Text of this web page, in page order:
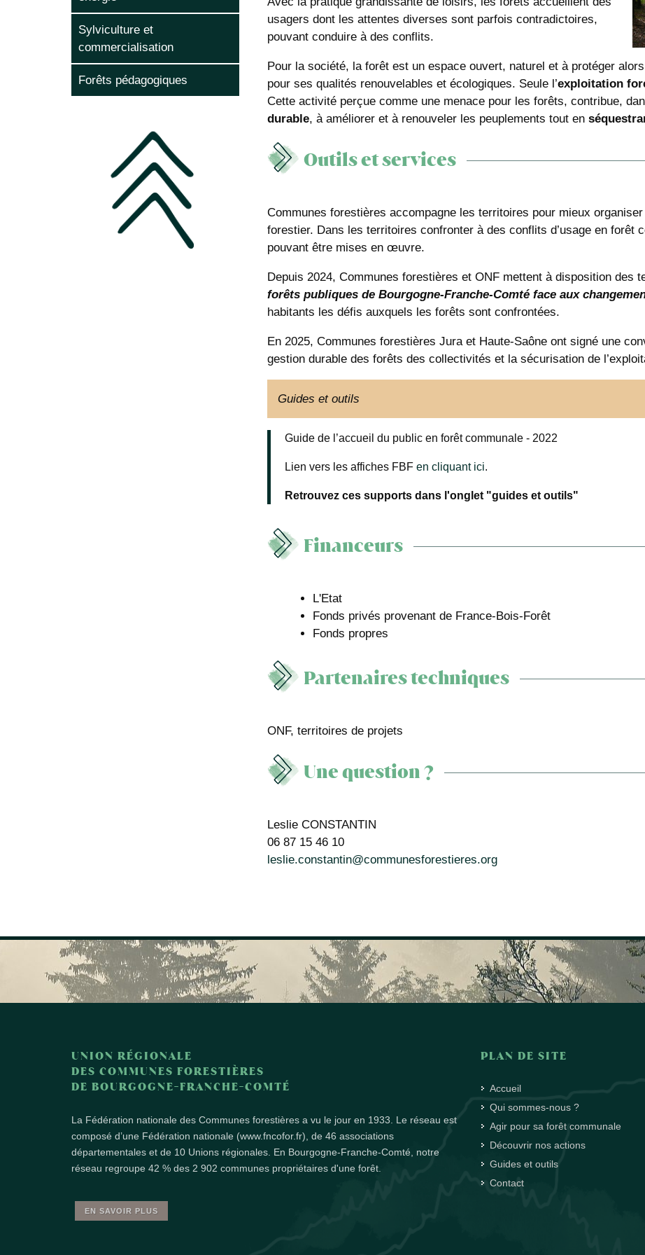
Sylviculture et
commercialisation
Forêts pédagogiques
usagers dont les attentes diverses sont parfois contradictoires,
pouvant conduire à des conflits.
Pour la société, la forêt est un espace ouvert, naturel et à protéger
pour ses qualités renouvelables et écologiques. Seule l’exploitation
Cette activité perçue comme une menace pour les forêts, contribue,
durable, à améliorer et à renouveler les peuplements tout en
Outils et services
Communes forestières accompagne les territoires pour mieux
forestier. Dans les territoires confronter à des conflits d’usage en forêt
pouvant être mises en œuvre.
Depuis 2024, Communes forestières et ONF mettent à disposition des
forêts publiques de Bourgogne-Franche-Comté face aux
habitants les défis auxquels les forêts sont confrontées.
En 2025, Communes forestières Jura et Haute-Saône ont signé une
gestion durable des forêts des collectivités et la sécurisation de
Guides et outils
Guide de l’accueil du public en forêt communale - 2022
Lien vers les affiches FBF en cliquant ici.
Retrouvez ces supports dans l'onglet "guides et outils"
Financeurs
L'Etat
Fonds privés provenant de France-Bois-Forêt
Fonds propres
Partenaires techniques
ONF, territoires de projets
Une question ?
Leslie CONSTANTIN
06 87 15 46 10
leslie.constantin@communesforestieres.org
UNION RÉGIONALE
DES COMMUNES FORESTIÈRES
DE BOURGOGNE-FRANCHE-COMTÉ
La Fédération nationale des Communes forestières a vu le jour en 1933. Le réseau est
composé d’une Fédération nationale (www.fncofor.fr), de 46 associations
départementales et de 10 Unions régionales. En Bourgogne-Franche-Comté, notre
réseau regroupe 42 % des 2 902 communes propriétaires d'une forêt.
EN SAVOIR PLUS
PLAN DE SITE
Accueil
Qui sommes-nous ?
Agir pour sa forêt communale
Découvrir nos actions
Guides et outils
Contact